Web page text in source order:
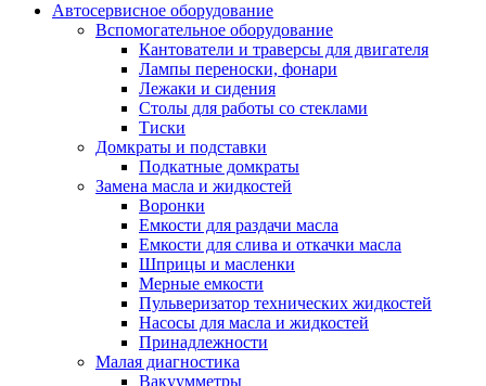
Автосервисное оборудование
Вспомогательное оборудование
Кантователи и траверсы для двигателя
Лампы переноски, фонари
Лежаки и сидения
Столы для работы со стеклами
Тиски
Домкраты и подставки
Подкатные домкраты
Замена масла и жидкостей
Воронки
Емкости для раздачи масла
Емкости для слива и откачки масла
Шприцы и масленки
Мерные емкости
Пульверизатор технических жидкостей
Насосы для масла и жидкостей
Принадлежности
Малая диагностика
Вакуумметры